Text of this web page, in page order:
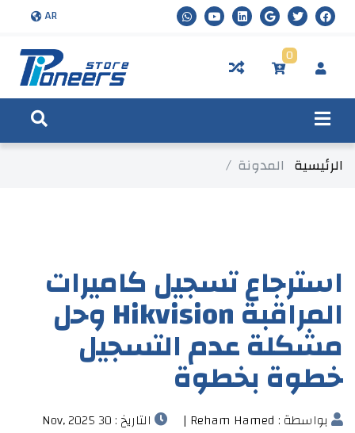
AR
0
الرئيسية المدونة
استرجاع تسجيل كاميرات
المراقبة Hikvision وحل
مشكلة عدم التسجيل
خطوة بخطوة
بواسطة : Reham Hamed | التاريخ : 30 Nov, 2025